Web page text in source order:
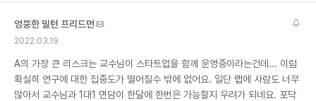
엉뚱한 밀턴 프리드먼
2022.03.19
A의 가장 큰 리스크는 교수님이 스타트업을 함께 운영중이라는건데... 이럼
확실히 연구에 대한 집중도가 떨어질수 밖에 없어요. 일단 랩에 사람도 너무
많아서 교수님과 1대1 면담이 한달에 한번은 가능할지 우려가 되네요. 포닥